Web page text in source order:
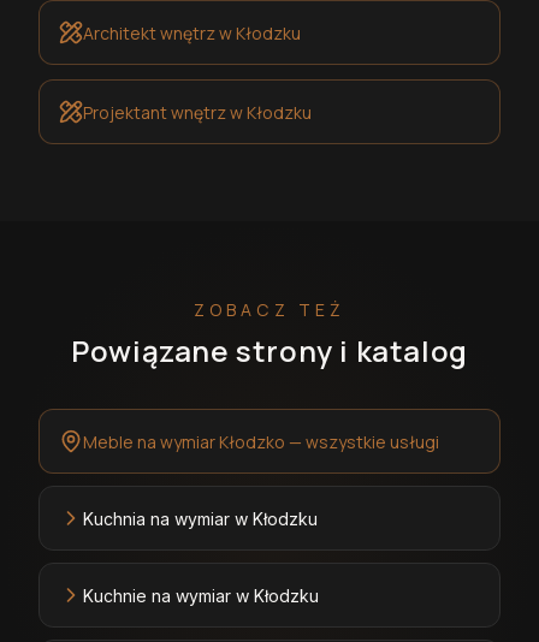
Architekt wnętrzw Kłodzku
Projektant wnętrzw Kłodzku
ZOBACZ TEŻ
Powiązane strony i katalog
Meble na wymiar Kłodzko — wszystkie usługi
Kuchnia na wymiar w Kłodzku
Kuchnie na wymiar w Kłodzku